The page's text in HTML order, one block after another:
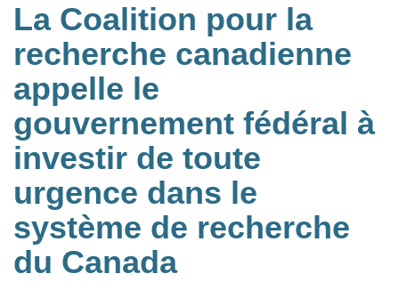
La Coalition pour la
recherche canadienne
appelle le
gouvernement fédéral à
investir de toute
urgence dans le
système de recherche
du Canada